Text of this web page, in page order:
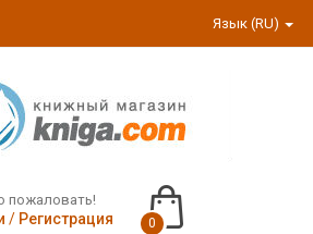
Язык (RU)
пожаловать!
/ Регистрация 0